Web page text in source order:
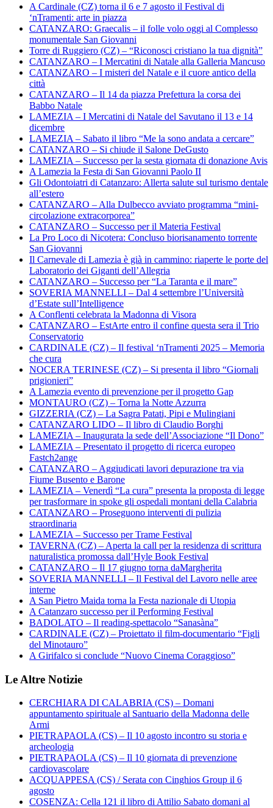
A Cardinale (CZ) torna il 6 e 7 agosto il Festival di
‘nTramenti: arte in piazza
CATANZARO: Graecalis – il folle volo oggi al Complesso
monumentale San Giovanni
Torre di Ruggiero (CZ) – “Riconosci cristiano la tua dignità”
CATANZARO – I Mercatini di Natale alla Galleria Mancuso
CATANZARO – I misteri del Natale e il cuore antico della
città
CATANZARO – Il 14 da piazza Prefettura la corsa dei
Babbo Natale
LAMEZIA – I Mercatini di Natale del Savutano il 13 e 14
dicembre
LAMEZIA – Sabato il libro “Me la sono andata a cercare”
CATANZARO – Si chiude il Salone DeGusto
LAMEZIA – Successo per la sesta giornata di donazione Avis
A Lamezia la Festa di San Giovanni Paolo II
Gli Odontoiatri di Catanzaro: Allerta salute sul turismo dentale
all’estero
CATANZARO – Alla Dulbecco avviato programma “mini-
circolazione extracorporea”
CATANZARO – Successo per il Materia Festival
La Pro Loco di Nicotera: Concluso biorisanamento torrente
San Giovanni
Il Carnevale di Lamezia è già in cammino: riaperte le porte del
Laboratorio dei Giganti dell’Allegria
CATANZARO – Successo per “La Taranta e il mare”
SOVERIA MANNELLI – Dal 4 settembre l’Università
d’Estate sull’Intelligence
A Conflenti celebrata la Madonna di Visora
CATANZARO – EstArte entro il confine questa sera il Trio
Conservatorio
CARDINALE (CZ) – Il festival ‘nTramenti 2025 – Memoria
che cura
NOCERA TERINESE (CZ) – Si presenta il libro “Giornali
prigionieri”
A Lamezia evento di prevenzione per il progetto Gap
MONTAURO (CZ) – Torna la Notte Azzurra
GIZZERIA (CZ) – La Sagra Patati, Pipi e Mulingiani
CATANZARO LIDO – Il libro di Claudio Borghi
LAMEZIA – Inaugurata la sede dell’Associazione “Il Dono”
LAMEZIA – Presentato il progetto di ricerca europeo
Fastch2ange
CATANZARO – Aggiudicati lavori depurazione tra via
Fiume Busento e Barone
LAMEZIA – Venerdì “La cura” presenta la proposta di legge
per trasformare in spoke gli ospedali montani della Calabria
CATANZARO – Proseguono interventi di pulizia
straordinaria
LAMEZIA – Successo per Trame Festival
TAVERNA (CZ) – Aperta la call per la residenza di scrittura
naturalistica promossa dall’Hyle Book Festival
CATANZARO – Il 17 giugno torna daMargherita
SOVERIA MANNELLI – Il Festival del Lavoro nelle aree
interne
A San Pietro Maida torna la Festa nazionale di Utopia
A Catanzaro successo per il Performing Festival
BADOLATO – Il reading-spettacolo “Sanasàna”
CARDINALE (CZ) – Proiettato il film-documentario “Figli
del Minotauro”
A Girifalco si conclude “Nuovo Cinema Coraggioso”
Le Altre Notizie
CERCHIARA DI CALABRIA (CS) – Domani
appuntamento spirituale al Santuario della Madonna delle
Armi
PIETRAPAOLA (CS) – Il 10 agosto incontro su storia e
archeologia
PIETRAPAOLA (CS) – Il 10 giornata di prevenzione
cardiovascolare
ACQUAPPESA (CS) / Serata con Cinghios Group il 6
agosto
COSENZA: Cella 121 il libro di Attilio Sabato domani al